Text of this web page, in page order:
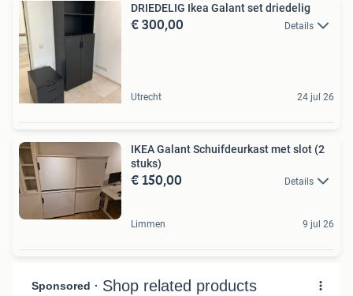
DRIEDELIG Ikea Galant set driedelig
€ 300,00 Details
Utrecht 24 jul 26
IKEA Galant Schuifdeurkast met slot (2
stuks)
€ 150,00 Details
Limmen 9 jul 26